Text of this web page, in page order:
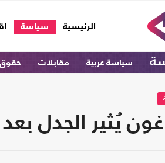
الرئيسية
(current) سياسة
سياسة عربية مقابلات حقوق
الجدل بعد حذفه 180 ديانة وعقيدة من